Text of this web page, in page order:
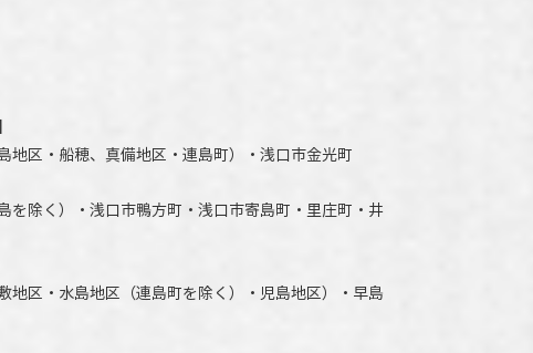
島地区・船穂、真備地区・連島町）・ 浅口市金光町
を除く） ・ 浅口市鴨方町・ 浅口市寄島町・里庄町・ 井
敷地区・水島地区（連島町を除く）・児島地区）・早島